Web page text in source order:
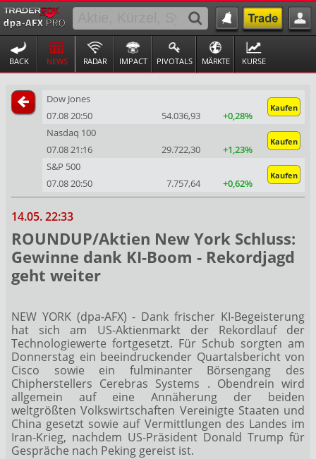
BACK NEWS RADAR IMPACT PIVOTALS MÄRKTE KURSE
Dow Jones
Kaufen
07.08 20:50 54.036,93
+0,28%
Nasdaq 100
Kaufen
07.08 21:16 29.722,30
+1,23%
S&P 500
Kaufen
07.08 20:50 7.757,64 +0,62%
14.05. 22:33
ROUNDUP/Aktien New York Schluss:
Gewinne dank KI-Boom - Rekordjagd
geht weiter
NEW YORK (dpa-AFX) - Dank frischer KI-Begeisterung
hat sich am US-Aktienmarkt der Rekordlauf der
Technologiewerte fortgesetzt. Für Schub sorgten am
Donnerstag ein beeindruckender Quartalsbericht von
Cisco sowie ein fulminanter Börsengang des
Chipherstellers Cerebras Systems . Obendrein wird
allgemein auf eine Annäherung der beiden
weltgrößten Volkswirtschaften Vereinigte Staaten und
China gesetzt sowie auf Vermittlungen des Landes im
Iran-Krieg, nachdem US-Präsident Donald Trump für
Gespräche nach Peking gereist ist.